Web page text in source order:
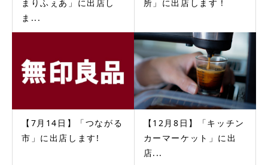
まりふぇあ」に出店し
ま...
所」に出店します！
【7月14日】「つながる
市」に出店します!
【12月8日】「キッチン
カーマーケット」に出
店...